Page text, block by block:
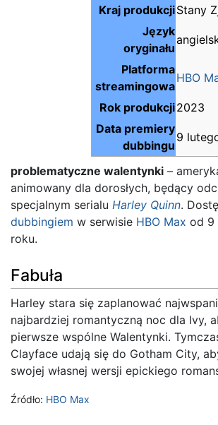
Kraj produkcjiStany
Język
oryginału
Platforma
streamingowa
HBO
Rok produkcji2023
Data premiery
dubbingu
9
problematyczne walentynki –
animowany dla dorosłych, będący
specjalnym serialu Harley Quinn.
dubbingiem w serwisie HBO Max od 9
roku.
Fabuła
Harley stara się zaplanować
najbardziej romantyczną noc dla Ivy,
pierwsze wspólne Walentynki.
Clayface udają się do Gotham City,
swojej własnej wersji epickiego
Źródło: HBO Max